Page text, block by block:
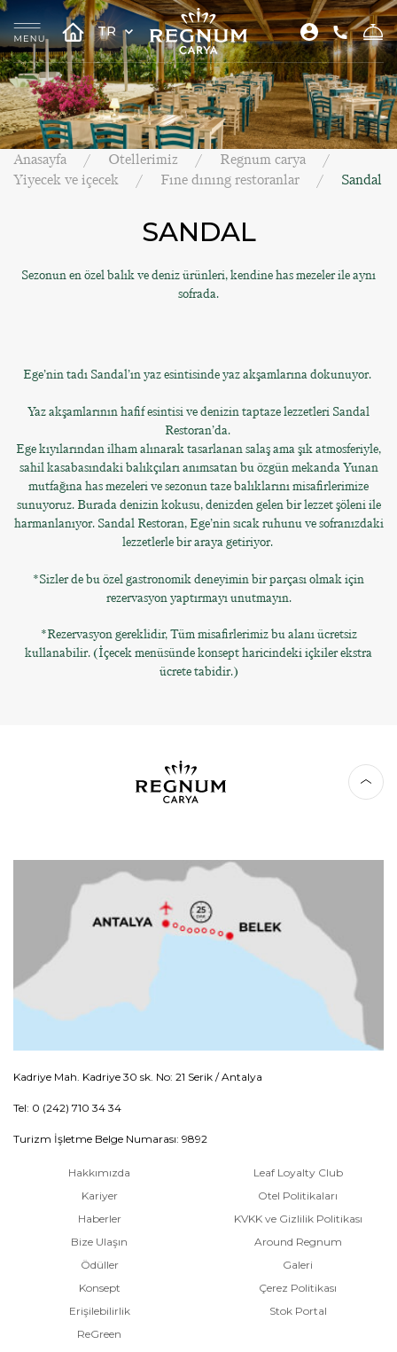
TR
Anasayfa Otellerimiz
Regnum carya
Yiyecek ve içecek
Fıne dınıng restoranlar Sandal
SANDAL
Sezonun en özel balık ve deniz ürünleri, kendine has mezeler ile aynı
sofrada.
Ege’nin tadı Sandal’ın yaz esintisinde yaz akşamlarına dokunuyor.
Yaz akşamlarının hafif esintisi ve denizin taptaze lezzetleri Sandal
Restoran’da.
Ege kıyılarından ilham alınarak tasarlanan salaş ama şık atmosferiyle,
sahil kasabasındaki balıkçıları anımsatan bu özgün mekanda Yunan
mutfağına has mezeleri ve sezonun taze balıklarını misafirlerimize
sunuyoruz. Burada denizin kokusu, denizden gelen bir lezzet şöleni ile
harmanlanıyor. Sandal Restoran, Ege’nin sıcak ruhunu ve sofranızdaki
lezzetlerle bir araya getiriyor.
*Sizler de bu özel gastronomik deneyimin bir parçası olmak için
rezervasyon yaptırmayı unutmayın.
*Rezervasyon gereklidir, Tüm misafirlerimiz bu alanı ücretsiz
kullanabilir. (İçecek menüsünde konsept haricindeki içkiler ekstra
ücrete tabidir.)
Kadriye Mah. Kadriye 30 sk. No: 21 Serik / Antalya
Tel: 0 (242) 710 34 34
Turizm İşletme Belge Numarası: 9892
Hakkımızda
Kariyer
Haberler
Bize Ulaşın
Ödüller
Konsept
Erişilebilirlik
ReGreen
Leaf Loyalty Club
Otel Politikaları
KVKK ve Gizlilik Politikası
Around Regnum
Galeri
Çerez Politikası
Stok Portal